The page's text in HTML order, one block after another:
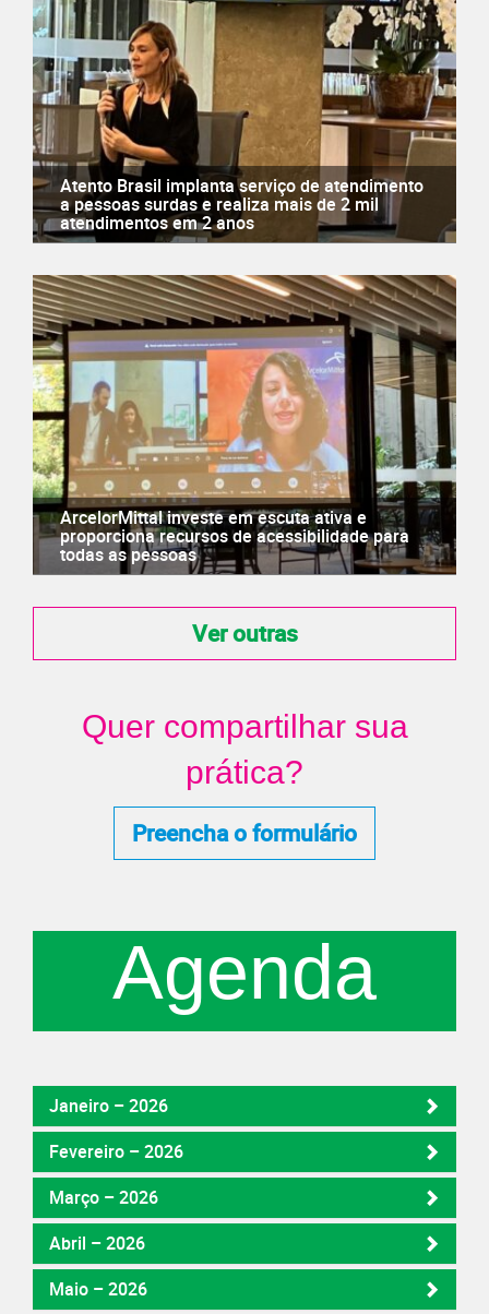
Atento Brasil implanta serviço de atendimento
a pessoas surdas e realiza mais de 2 mil
atendimentos em 2 anos
ArcelorMittal investe em escuta ativa e
proporciona recursos de acessibilidade para
todas as pessoas
Ver outras
Quer compartilhar sua
prática?
Preencha o formulário
Agenda
Janeiro – 2026
Fevereiro – 2026
Março – 2026
Abril – 2026
Maio – 2026